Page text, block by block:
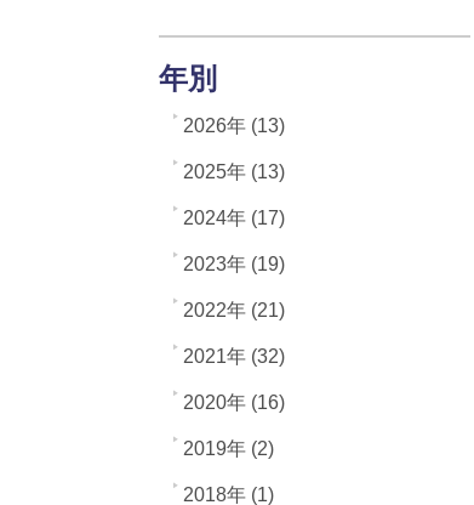
年別
2026年 (13)
2025年 (13)
2024年 (17)
2023年 (19)
2022年 (21)
2021年 (32)
2020年 (16)
2019年 (2)
2018年 (1)